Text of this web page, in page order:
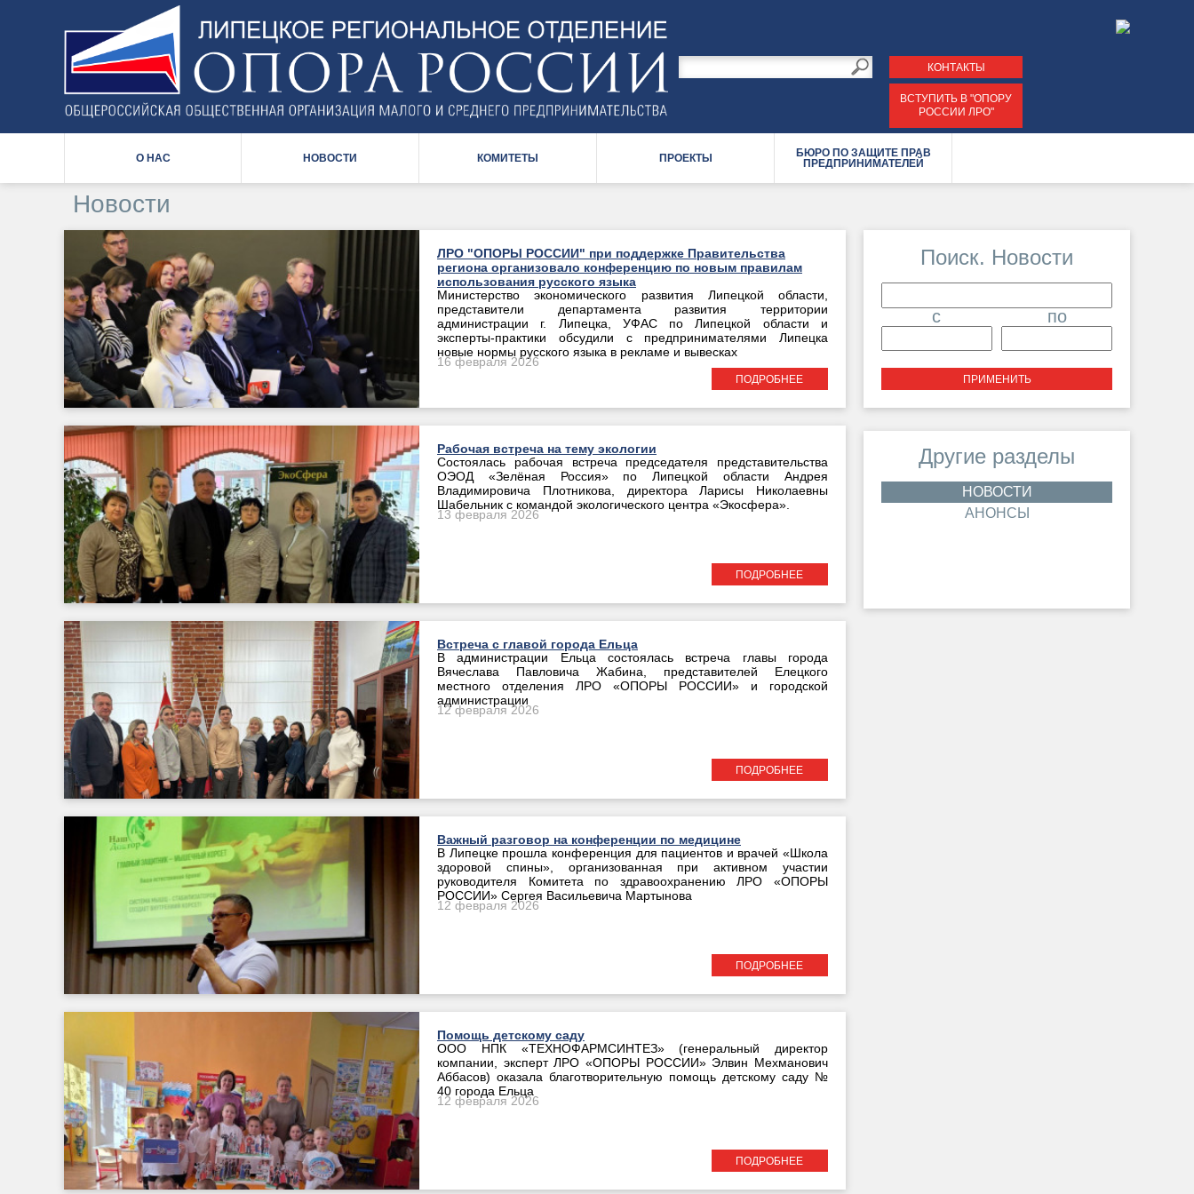
КОНТАКТЫ
ВСТУПИТЬ В "ОПОРУ
РОССИИ ЛРО"
О НАС НОВОСТИ КОМИТЕТЫ ПРОЕКТЫ
БЮРО ПО ЗАЩИТЕ ПРАВ
ПРЕДПРИНИМАТЕЛЕЙ
Новости
Поиск. Новости
c
по
ЛРО "ОПОРЫ РОССИИ" при поддержке Правительства
региона организовало конференцию по новым правилам
использования русского языка
Министерство экономического развития Липецкой области,
представители департамента развития территории
администрации г. Липецка, УФАС по Липецкой области и
эксперты-практики обсудили с предпринимателями Липецка
новые нормы русского языка в рекламе и вывесках
16 февраля 2026
ПОДРОБНЕЕ
Рабочая встреча на тему экологии
Состоялась рабочая встреча председателя представительства
ОЭОД «Зелёная Россия» по Липецкой области Андрея
Владимировича Плотникова, директора Ларисы Николаевны
Шабельник с командой экологического центра «Экосфера».
13 февраля 2026
ПОДРОБНЕЕ
Встреча с главой города Ельца
В администрации Ельца состоялась встреча главы города
Вячеслава Павловича Жабина, представителей Елецкого
местного отделения ЛРО «ОПОРЫ РОССИИ» и городской
администрации
12 февраля 2026
ПОДРОБНЕЕ
Важный разговор на конференции по медицине
В Липецке прошла конференция для пациентов и врачей «Школа
здоровой спины», организованная при активном участии
руководителя Комитета по здравоохранению ЛРО «ОПОРЫ
РОССИИ» Сергея Васильевича Мартынова
12 февраля 2026
ПОДРОБНЕЕ
Помощь детскому саду
ООО НПК «ТЕХНОФАРМСИНТЕЗ» (генеральный директор
компании, эксперт ЛРО «ОПОРЫ РОССИИ» Элвин Мехманович
Аббасов) оказала благотворительную помощь детскому саду №
40 города Ельца
12 февраля 2026
ПОДРОБНЕЕ
Другие разделы
НОВОСТИ
АНОНСЫ